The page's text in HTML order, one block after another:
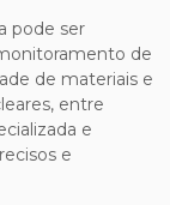
pode ser
de
de materiais e
entre
e
e